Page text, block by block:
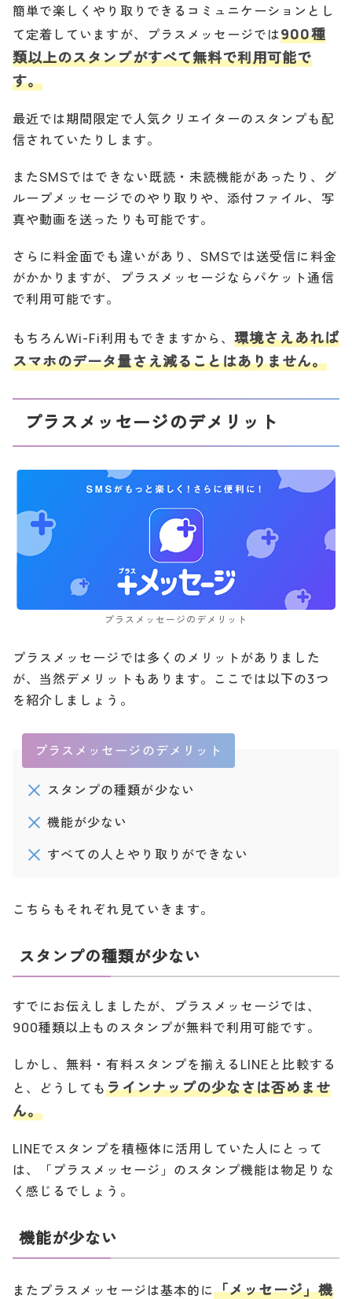
簡単で楽しくやり取りできるコミュニケーションとし
て定着していますが、プラスメッセージでは900種
類以上のスタンプがすべて無料で利用可能で
す。
最近では期間限定で人気クリエイターのスタンプも配
信されていたりします。
またSMSではできない既読・未読機能があったり、グ
ループメッセージでのやり取りや、添付ファイル、写
真や動画を送ったりも可能です。
さらに料金面でも違いがあり、SMSでは送受信に料金
がかかりますが、プラスメッセージならパケット通信
で利用可能です。
もちろんWi-Fi利用もできますから、環境さえあれば
スマホのデータ量さえ減ることはありません。
プラスメッセージのデメリット
プラスメッセージのデメリット
プラスメッセージでは多くのメリットがありました
が、当然デメリットもあります。ここでは以下の3つ
を紹介しましょう。
プラスメッセージのデメリット
スタンプの種類が少ない
機能が少ない
すべての人とやり取りができない
こちらもそれぞれ見ていきます。
スタンプの種類が少ない
すでにお伝えしましたが、プラスメッセージでは、
900種類以上ものスタンプが無料で利用可能です。
しかし、無料・有料スタンプを揃えるLINEと比較する
と、どうしてもラインナップの少なさは否めませ
ん。
LINEでスタンプを積極体に活用していた人にとって
は、「プラスメッセージ」のスタンプ機能は物足りな
く感じるでしょう。
機能が少ない
またプラスメッセージは基本的に「メッセージ」機